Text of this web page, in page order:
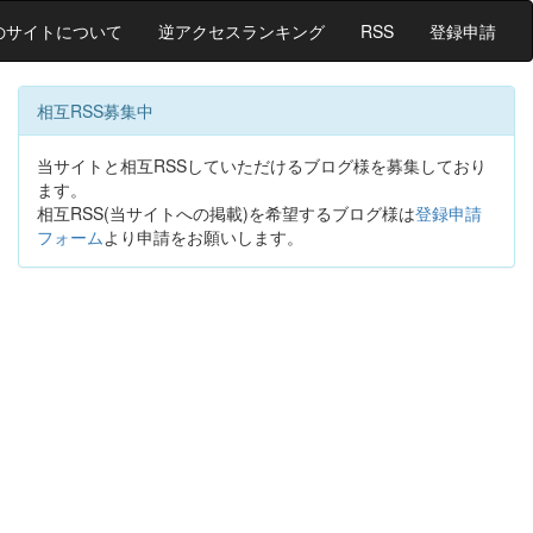
サイトについて 逆アクセスランキング RSS 登録申請
相互RSS募集中
当サイトと相互RSSしていただけるブログ様を募集しており
ます。
相互RSS(当サイトへの掲載)を希望するブログ様は登録申請
フォームより申請をお願いします。